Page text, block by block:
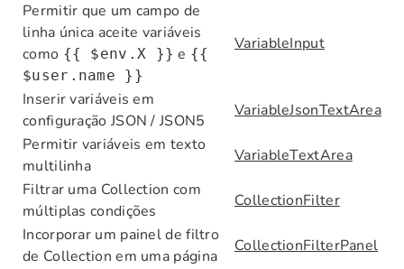
Permitir que um campo de
linha única aceite variáveis
como {{ $env.X }} e {{
$user.name }}
VariableInput
Inserir variáveis em
configuração JSON / JSON5
VariableJsonTextArea
Permitir variáveis em texto
multilinha
VariableTextArea
Filtrar uma Collection com
múltiplas condições
CollectionFilter
Incorporar um painel de filtro
de Collection em uma página
CollectionFilterPanel